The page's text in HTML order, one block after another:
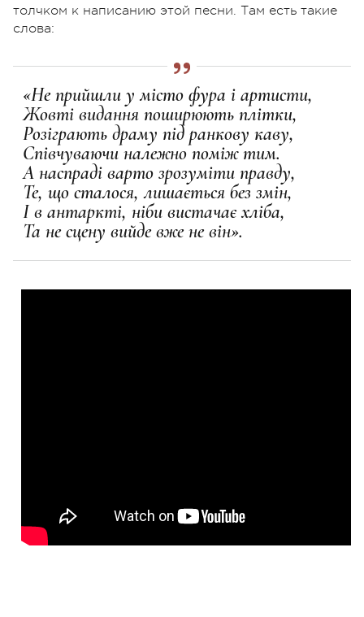
толчком к написанию этой песни. Там есть такие
слова:
«Не прийшли у місто фура і артисти,
Жовті видання поширюють плітки,
Розіграють драму під ранкову каву,
Співчуваючи належно поміж тим.
А наспраді варто зрозуміти правду,
Те, що сталося, лишається без змін,
І в антаркті, ніби вистачає хліба,
Та не сцену вийде вже не він».